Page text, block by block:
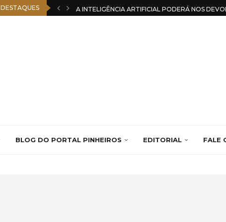
DESTAQUES A INTELIGÊNCIA ARTIFICIAL PODERÁ NOS
BLOG DO PORTAL PINHEIROS EDITORIAL FALE